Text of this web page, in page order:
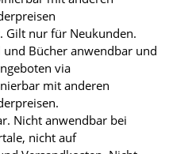
Gilt nur für Neukunden.
Bücher anwendbar und
via
mit anderen
Nicht anwendbar bei
nicht auf